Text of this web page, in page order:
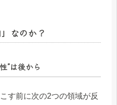
なのか？
”は後から
す前に次の2つの領域が反